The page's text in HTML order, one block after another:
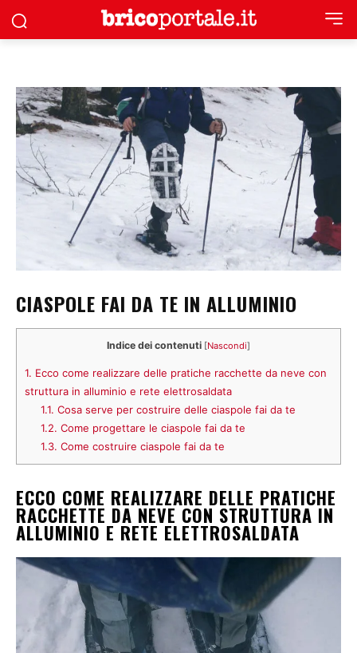
CIASPOLE FAI DA TE IN ALLUMINIO
Indice dei contenuti [Nascondi]
1. Ecco come realizzare delle pratiche racchette da neve con
struttura in alluminio e rete elettrosaldata
1.1. Cosa serve per costruire delle ciaspole fai da te
1.2. Come progettare le ciaspole fai da te
1.3. Come costruire ciaspole fai da te
ECCO COME REALIZZARE DELLE PRATICHE
RACCHETTE DA NEVE CON STRUTTURA IN
ALLUMINIO E RETE ELETTROSALDATA